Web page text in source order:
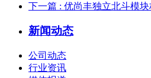
下一篇 : 优尚丰独立北斗模
新闻动态
公司动态
行业资讯